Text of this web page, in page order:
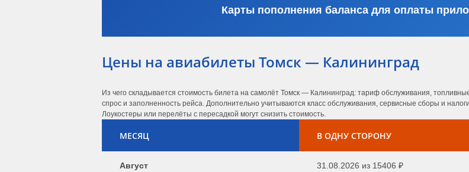
Карты пополнения баланса для оплаты
Цены на авиабилеты Томск — Калининград
Из чего складывается стоимость билета на самолёт Томск — Калининград: тариф обслуживания,
спрос и заполненность рейса. Дополнительно учитываются класс обслуживания, сервисные сборы и
Лоукостеры или перелёты с пересадкой могут снизить стоимость.
МЕСЯЦ В ОДНУ СТОРОНУ
Август 31.08.2026 из 15406 ₽